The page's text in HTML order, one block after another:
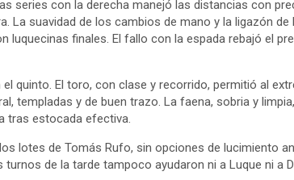
series con la derecha manejó las distancias con
La suavidad de los cambios de mano y la ligazón
luquecinas finales. El fallo con la espada rebajó el
quinto. El toro, con clase y recorrido, permitió al
templadas y de buen trazo. La faena, sobria y
tras estocada efectiva.
lotes de Tomás Rufo, sin opciones de lucimiento
de la tarde tampoco ayudaron ni a Luque ni a